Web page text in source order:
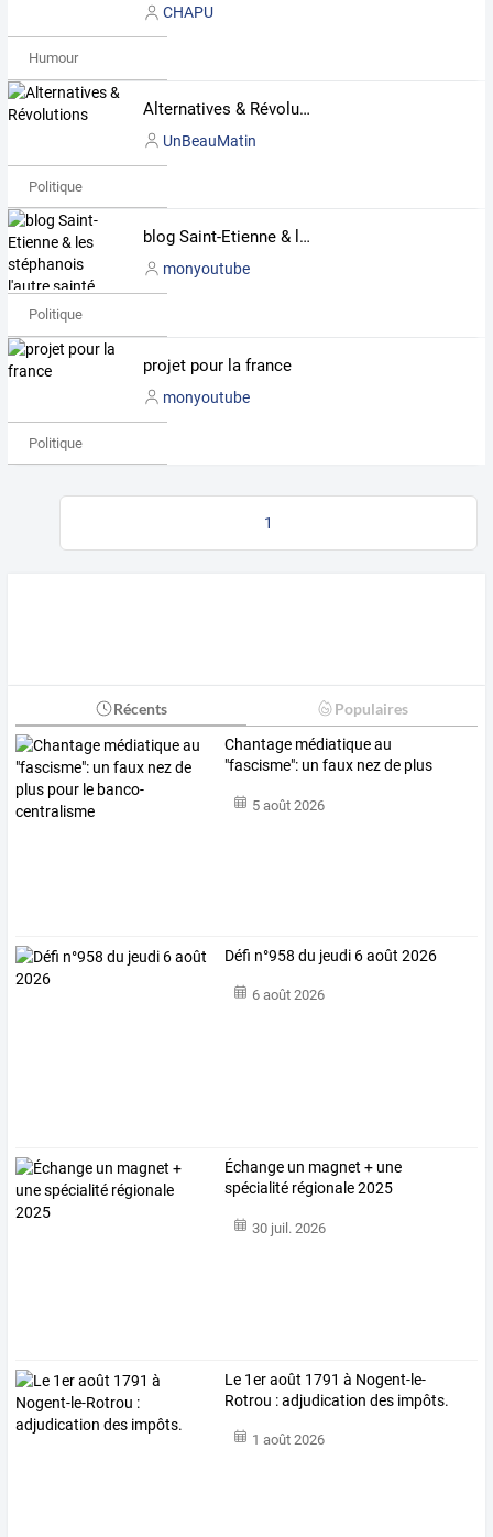
CHAPU
Humour
Alternatives & Révolutions
UnBeauMatin
Politique
blog Saint-Etienne & les stéphanois l'autre sainté mag
monyoutube
Politique
projet pour la france
monyoutube
Politique
1
Récents Populaires
Chantage médiatiqueau
"fascisme": un faux nezde plus
5 août 2026
Défi n°958 du jeudi 6 août 2026
6 août 2026
Échange un magnet + une
spécialité régionale 2025
30 juil. 2026
Le 1er août 1791 à Nogent-le-
Rotrou : adjudication des impôts.
1 août 2026